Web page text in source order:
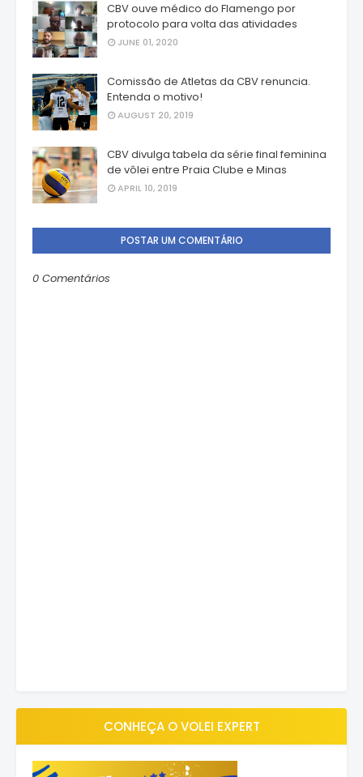
CBV ouve médico do Flamengo por
protocolo para volta das atividades
JUNE 01, 2020
Comissão de Atletas da CBV renuncia.
Entenda o motivo!
AUGUST 20, 2019
CBV divulga tabela da série final feminina
de vôlei entre Praia Clube e Minas
APRIL 10, 2019
POSTAR UM COMENTÁRIO
0 Comentários
CONHEÇA O VOLEI EXPERT